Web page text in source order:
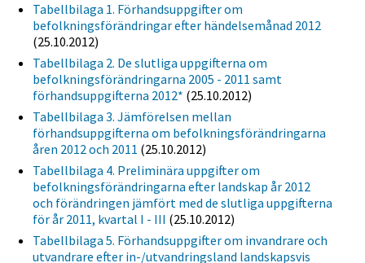
Tabellbilaga 1. Förhandsuppgifter om
befolkningsförändringar efter händelsemånad 2012
(25.10.2012)
Tabellbilaga 2. De slutliga uppgifterna om
befolkningsförändringarna 2005 - 2011 samt
förhandsuppgifterna 2012* (25.10.2012)
Tabellbilaga 3. Jämförelsen mellan
förhandsuppgifterna om befolkningsförändringarna
åren 2012 och 2011 (25.10.2012)
Tabellbilaga 4. Preliminära uppgifter om
befolkningsförändringarna efter landskap år 2012
och förändringen jämfört med de slutliga uppgifterna
för år 2011, kvartal I - III (25.10.2012)
Tabellbilaga 5. Förhandsuppgifter om invandrare och
utvandrare efter in-/utvandringsland landskapsvis